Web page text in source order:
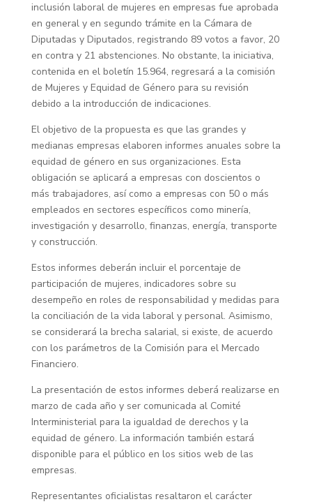
inclusión laboral de mujeres en empresas fue aprobada
en general y en segundo trámite en la Cámara de
Diputadas y Diputados, registrando 89 votos a favor, 20
en contra y 21 abstenciones. No obstante, la iniciativa,
contenida en el boletín 15.964, regresará a la comisión
de Mujeres y Equidad de Género para su revisión
debido a la introducción de indicaciones.
El objetivo de la propuesta es que las grandes y
medianas empresas elaboren informes anuales sobre la
equidad de género en sus organizaciones. Esta
obligación se aplicará a empresas con doscientos o
más trabajadores, así como a empresas con 50 o más
empleados en sectores específicos como minería,
investigación y desarrollo, finanzas, energía, transporte
y construcción.
Estos informes deberán incluir el porcentaje de
participación de mujeres, indicadores sobre su
desempeño en roles de responsabilidad y medidas para
la conciliación de la vida laboral y personal. Asimismo,
se considerará la brecha salarial, si existe, de acuerdo
con los parámetros de la Comisión para el Mercado
Financiero.
La presentación de estos informes deberá realizarse en
marzo de cada año y ser comunicada al Comité
Interministerial para la igualdad de derechos y la
equidad de género. La información también estará
disponible para el público en los sitios web de las
empresas.
Representantes oficialistas resaltaron el carácter